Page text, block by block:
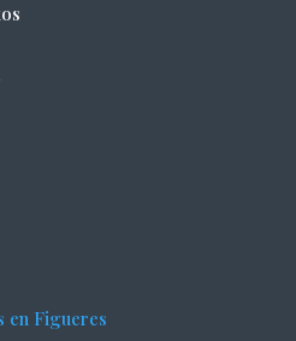
en Figueres